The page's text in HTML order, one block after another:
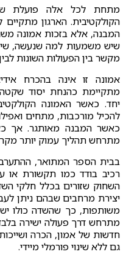
מתחת לכל אלה פועלת
הקולקטיבית. הארגון
המבנה, אלא בזכות אמונה
שיש משמעות למה שנעשה,
מקשר בין הפעולות השונות
אמונה זו אינה בהכרח
מתקיימת כהנחת יסוד
יחד. כאשר האמונה
להכיל מורכבות, מתחים
כאשר המבנה מאותגר. אך
מתרחש תהליך עמוק יותר
בבית הספר המתואר,
רכיב בודד כמו תקשורת או
השחוק שזורים בכלל חלקי
יצירת מרחבים שבהם ניתן
משותפות, כך שהשדה כולו
מתרחש דרך פעולה ישירה
חדשות של אמון, הכרה
גם ללא שינוי פורמלי מיידי.